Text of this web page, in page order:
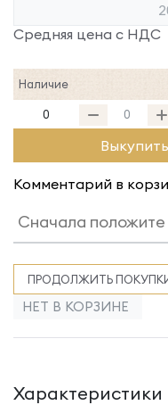
Средняя цена с НДС
Наличие
0
Комментарий в
ПРОДОЛЖИТЬ
НЕТ В КОРЗИНЕ
Характеристики